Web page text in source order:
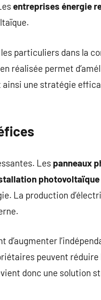
entreprises énergie
particuliers dans la
réalisée permet
une stratégie
Les panneaux
photovoltaïque
La production
peuvent
donc une solution